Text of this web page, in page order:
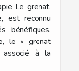
Le grenat,
est reconnu
bénéfiques.
le « grenat
associé à la